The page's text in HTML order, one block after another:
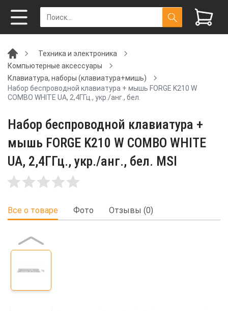
Техника и электроника
Компьютерные аксессуары
Клавиатура, наборы (клавиатура+мишь)
Набор беспроводной клавиатура + мышь FORGE K210 W
COMBO WHITE UA, 2,4ГГц., укр./анг., бел.
Набор беспроводной клавиатура +
мышь FORGE K210 W COMBO WHITE
UA, 2,4ГГц., укр./анг., бел. MSI
Все о товаре Фото Отзывы (0)